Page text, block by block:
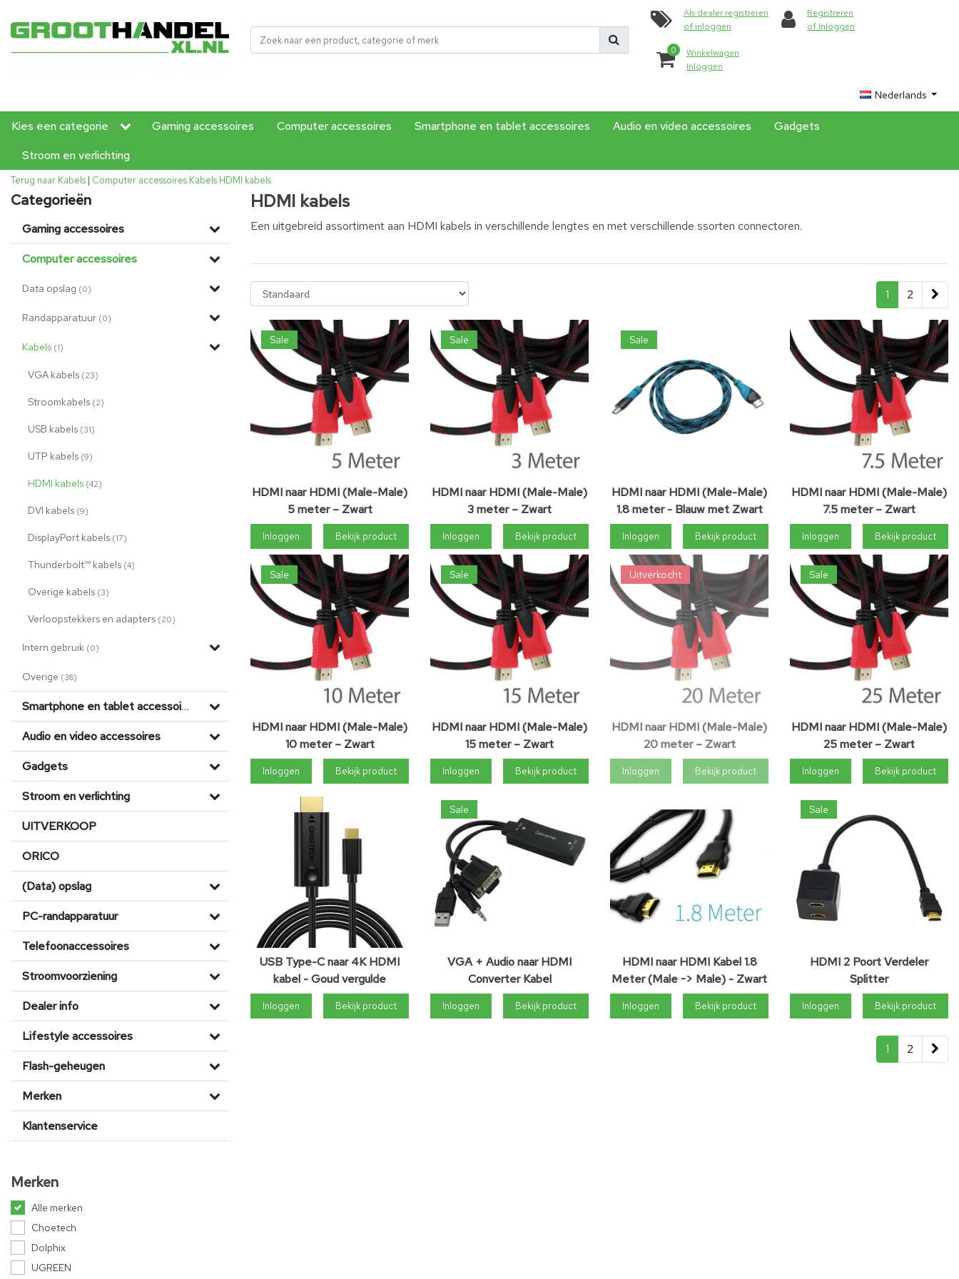
Als dealer registreren
of inloggen
Registreren
of Inloggen
0
Winkelwagen
Inloggen
Nederlands
Kies een categorie Gaming accessoires Computer accessoires Smartphone en tablet accessoires Audio en video accessoires
Gadgets
Stroom en verlichting
Terug naar Kabels | Computer accessoires Kabels HDMI kabels
Categorieën
Gaming accessoires
Computer accessoires
Data opslag (0)
Randapparatuur (0)
Kabels (1)
VGA kabels (23)
Stroomkabels (2)
USB kabels (31)
UTP kabels (9)
HDMI kabels (42)
DVI kabels (9)
DisplayPort kabels (17)
Thunderbolt™ kabels (4)
Overige kabels (3)
Verloopstekkers en adapters (20)
Intern gebruik (0)
Overige (38)
Smartphone en tablet accessoires
Audio en video accessoires
Gadgets
Stroom en verlichting
UITVERKOOP
ORICO
(Data) opslag
PC-randapparatuur
Telefoonaccessoires
Stroomvoorziening
Dealer info
Lifestyle accessoires
Flash-geheugen
Merken
Klantenservice
Merken
Alle merken
Choetech
Dolphix
UGREEN
HDMI kabels
Een uitgebreid assortiment aan HDMI kabels in verschillende lengtes en met verschillende ssorten connectoren.
1 2
Sale
HDMI naar HDMI (Male-Male)
5 meter – Zwart
Inloggen Bekijk product
Sale
HDMI naar HDMI (Male-Male)
3 meter – Zwart
Inloggen Bekijk product
Sale
HDMI naar HDMI (Male-Male)
1.8 meter - Blauw met Zwart
Inloggen Bekijk product
HDMI naar HDMI (Male-Male)
7.5 meter – Zwart
Inloggen Bekijk product
Sale
HDMI naar HDMI (Male-Male)
10 meter – Zwart
Inloggen Bekijk product
Sale
HDMI naar HDMI (Male-Male)
15 meter – Zwart
Inloggen Bekijk product
Uitverkocht
HDMI naar HDMI (Male-Male)
20 meter – Zwart
Inloggen Bekijk product
Sale
HDMI naar HDMI (Male-Male)
25 meter – Zwart
Inloggen Bekijk product
USB Type-C naar 4K HDMI
kabel - Goud vergulde
connectoren - 1.8M - Zwart
Inloggen Bekijk product
Sale
VGA + Audio naar HDMI
Converter Kabel
Inloggen Bekijk product
HDMI naar HDMI Kabel 1.8
Meter (Male -> Male) - Zwart
Inloggen Bekijk product
Sale
HDMI 2 Poort Verdeler
Splitter
Inloggen Bekijk product
1 2